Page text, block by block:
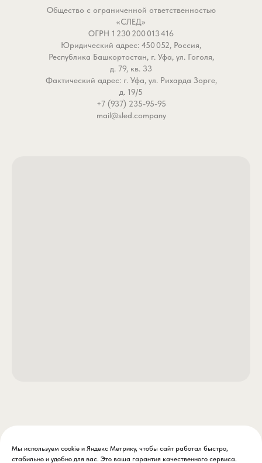
Общество с ограниченной ответственностью
«СЛЕД»
ОГРН 1 230 200 013 416
Юридический адрес: 450 052, Россия,
Республика Башкортостан, г. Уфа, ул. Гоголя,
д. 79, кв. 33
Фактический адрес: г. Уфа, ул. Рихарда Зорге,
д. 19/5
+7 (937) 235-95-95
mail@sled.company
Мы используем cookie и Яндекс Метрику, чтобы сайт работал быстро,
стабильно и удобно для вас. Это ваша гарантия качественного сервиса.